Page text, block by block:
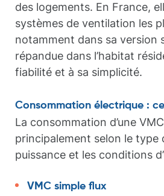
des logements. En France,
systèmes de ventilation les
notamment dans sa version
répandue dans l’habitat
fiabilité et à sa simplicité.
Consommation électrique :
La consommation d’une
principalement selon le type
puissance et les conditions
VMC simple flux